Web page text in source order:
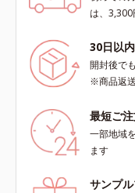
は、
30日以
開封後で
※商品返
最短ご
一部地域
ます
サンプ